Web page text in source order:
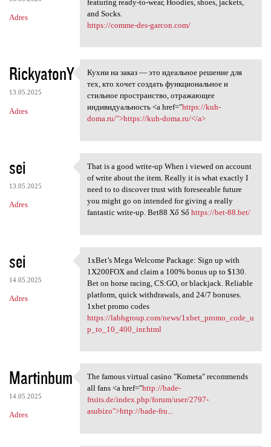
Adres
featuring ready-to-wear, Hoodies, shoes, jackets,
and Socks.
https://comme-des-garcon.com/
RickyatonY
13.05.2025
Adres
Кухни на заказ — это
Кухни на заказ — это идеальное решение для
тех, кто хочет создать функциональное и
стильное пространство, отражающее
индивидуальность <a href="https://kuh-
doma.ru/">https://kuh-doma.ru/</a>
sei
13.05.2025
Adres
That is a good write-up When
That is a good write-up When i viewed on account
of write about the item. Really it is what exactly I
need to to discover trust with foreseeable future
you might go on intended for giving a really
fantastic write-up. Bet88 Xổ Số https://bet-88.bet/
sei
14.05.2025
Adres
1xBet’s Mega Welcome Package:
1xBet’s Mega Welcome Package: Sign up with
1X200FOX and claim a 100% bonus up to $130.
Bet on horse racing, CS:GO, or blackjack. Reliable
platform, quick withdrawals, and 24/7 bonuses.
1xbet promo codes
https://labhgroup.com/news/1xbet_promo_code_u
p_to_10_400_inr.html
Martinbum
14.05.2025
Adres
The famous virtual casino
The famous virtual casino "Kometa" recommends
all fans <a href="http://bade-
fruits.de/index.php/forum/user/2797-
asubizo">http://bade-fru...